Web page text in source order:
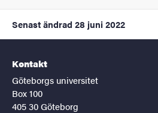
Senast ändrad 28 juni 2022
Kontakt
Göteborgs universitet
Box 100
405 30 Göteborg